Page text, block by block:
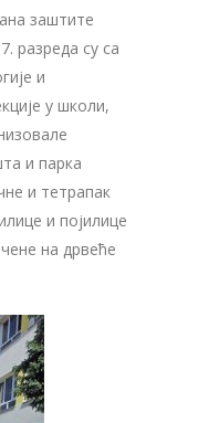
заштите
разреда су са
и
у школи,
и парка
и тетрапак
и појилице
на дрвеће